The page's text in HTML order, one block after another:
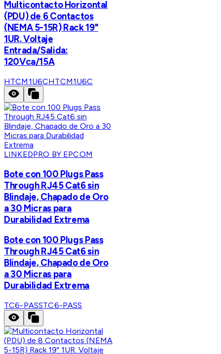
Multicontacto Horizontal
(PDU) de 6 Contactos
(NEMA 5-15R) Rack 19"
1UR. Voltaje
Entrada/Salida:
120Vca/15A
HTCM1U6CHTCM1U6C
LINKEDPRO BY EPCOM
Bote con 100 Plugs Pass
Through RJ45 Cat6 sin
Blindaje, Chapado de Oro
a 30 Micras para
Durabilidad Extrema
Bote con 100 Plugs Pass
Through RJ45 Cat6 sin
Blindaje, Chapado de Oro
a 30 Micras para
Durabilidad Extrema
TC6-PASSTC6-PASS